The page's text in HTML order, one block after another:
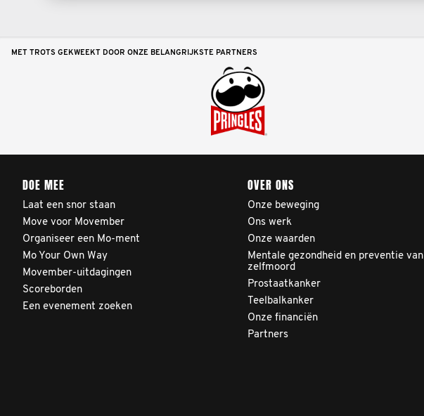
MET TROTS GEKWEEKT DOOR ONZE BELANGRIJKSTE PARTNERS
DOE MEE
Laat een snor staan
Move voor Movember
Organiseer een Mo-ment
Mo Your Own Way
Movember-uitdagingen
Scoreborden
Een evenement zoeken
OVER ONS
Onze beweging
Ons werk
Onze waarden
Mentale gezondheid en preventie van
zelfmoord
Prostaatkanker
Teelbalkanker
Onze financiën
Partners